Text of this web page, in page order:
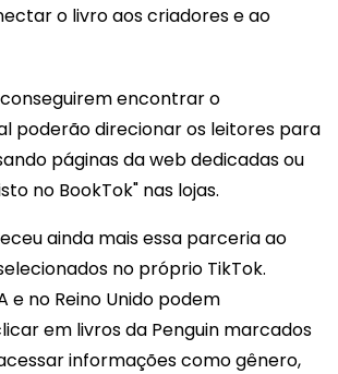
o livro aos criadores e ao
encontrar o
poderão direcionar os leitores para
páginas da web dedicadas ou
no BookTok" nas lojas.
ainda mais essa parceria ao
no próprio TikTok.
e no Reino Unido podem
em livros da Penguin marcados
informações como gênero,